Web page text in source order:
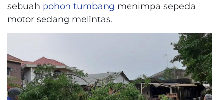
sebuah pohon tumbang menimpa sepeda
motor sedang melintas.